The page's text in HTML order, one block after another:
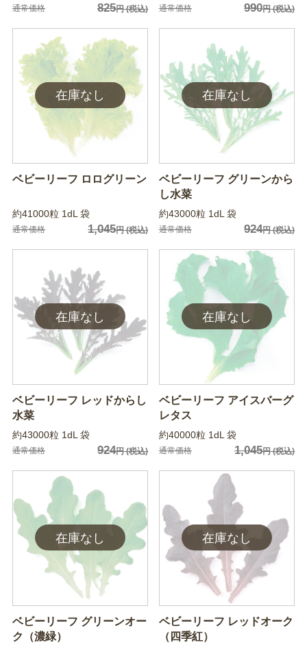
通常価格 825円(税込) 通常価格 990円(税込)
ベビーリーフ ロログリーン
約41000粒 1dL 袋
通常価格 1,045円(税込)
ベビーリーフ グリーンから
し水菜
約43000粒 1dL 袋
通常価格 924円(税込)
ベビーリーフ レッドからし
水菜
約43000粒 1dL 袋
通常価格 924円(税込)
ベビーリーフ アイスバーグ
レタス
約40000粒 1dL 袋
通常価格 1,045円(税込)
ベビーリーフ グリーンオー
ク（濃緑）
ベビーリーフ レッドオーク
（四季紅）